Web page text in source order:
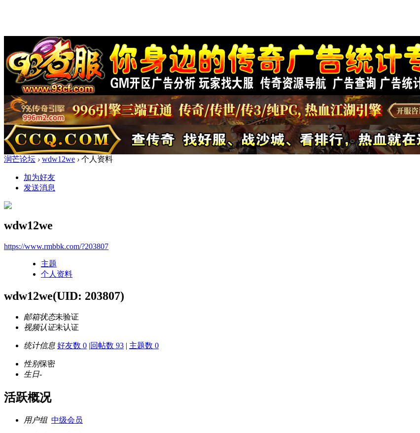
润芒论坛 › wdw12we › 个人资料
加为好友
发送消息
wdw12we
https://www.rmbbk.com/?203807
主题
个人资料
wdw12we(UID: 203807)
邮箱状态未验证
视频认证未认证
统计信息 好友数 0 |回帖数 93 | 主题数 0
性别保密
生日-
活跃概况
用户组 中级会员